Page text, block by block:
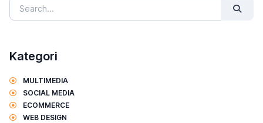
Kategori
MULTIMEDIA
SOCIAL MEDIA
ECOMMERCE
WEB DESIGN